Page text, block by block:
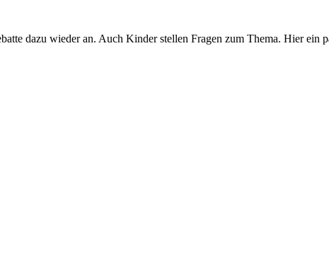
dazu wieder an. Auch Kinder stellen Fragen zum Thema. Hier ein